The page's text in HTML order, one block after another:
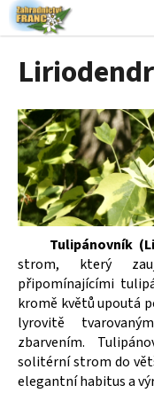
Přejít
na
obsah
Tulipánovník
strom, který
připomínajícími
kromě květů upoutá
lyrovitě
zbarvením.
solitérní strom do
elegantní habitus a
K
o
o
p
o
t
ř
e
b
u
j
e
t
e